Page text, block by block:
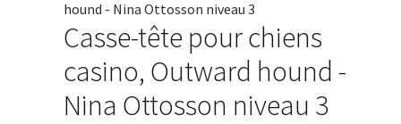
Casse-tête pour chiens
casino, Outward hound -
Nina Ottosson niveau 3